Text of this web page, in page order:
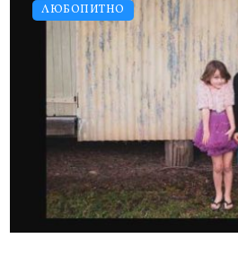
ЛЮБОПИТНО